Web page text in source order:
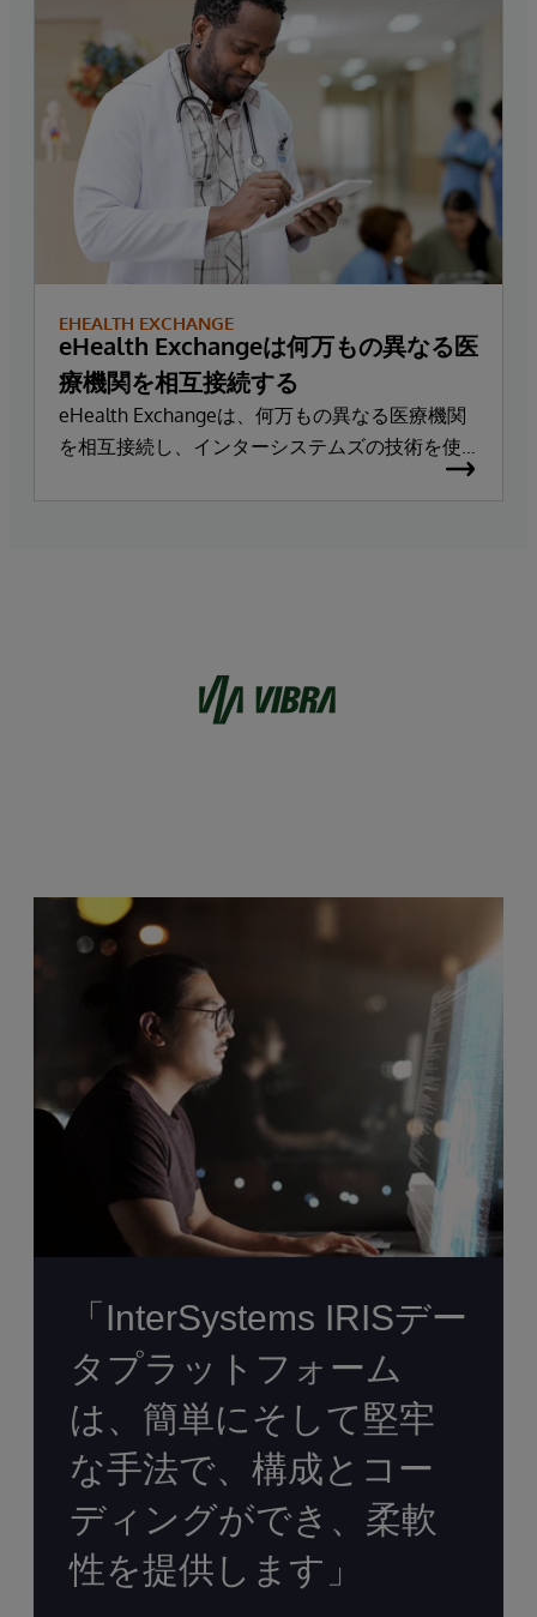
EHEALTH EXCHANGE
eHealth Exchangeは何万もの異なる医
療機関を相互接続する
eHealth Exchangeは、何万もの異なる医療機関
を相互接続し、インターシステムズの技術を使
って年間210億件以上の安全なトランザクション
「InterSystems IRISデー
タプラットフォーム
は、簡単にそして堅牢
な手法で、構成とコー
ディングができ、柔軟
性を提供します」